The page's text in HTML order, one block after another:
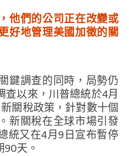
他們的公司正在改變或
好地管理美國加徵的關
鍵調查的同時，局勢仍
以來，川普總統於4月
關稅政策，針對數十個
新關稅在全球市場引發
統又在4月9日宣布暫停
天。